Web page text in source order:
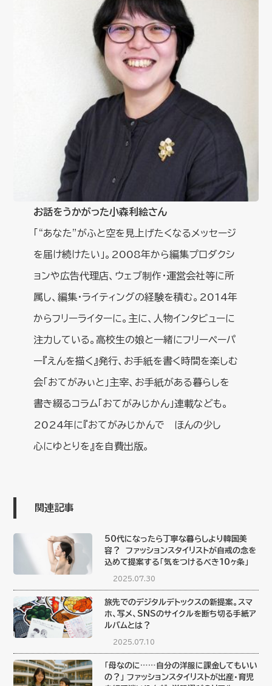
お話をうかがった小森利絵さん
「“あなた”がふと空を見上げたくなるメッセージ
を届け続けたい」。2008年から編集プロダクシ
ョンや広告代理店、ウェブ制作・運営会社等に所
属し、編集・ライティングの経験を積む。2014年
からフリーライターに。主に、人物インタビューに
注力している。高校生の娘と一緒にフリーペーパ
ー『えんを描く』発行、お手紙を書く時間を楽しむ
会「おてがみぃと」主宰、お手紙がある暮らしを
書き綴るコラム「おてがみじかん」連載なども。
2024年に『おてがみじかんで ほんの少し
心にゆとりを』を自費出版。
関連記事
50代になったら丁寧な暮らしより韓国美
容？ ファッションスタイリストが自戒の念を
込めて提案する「気をつけるべき10ヶ条」
2025.07.30
旅先でのデジタルデトックスの新提案。スマ
ホ、写メ、SNSのサイクルを断ち切る手紙ア
ルバムとは？
2025.07.10
「母なのに……自分の洋服に課金してもいい
の？」 ファッションスタイリストが出産・育児